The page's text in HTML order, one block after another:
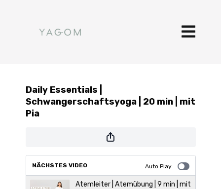
Daily Essentials |
Schwangerschaftsyoga | 20 min | mit
Pia
NÄCHSTES VIDEO Auto Play
Atemleiter | Atemübung | 9 min | mit